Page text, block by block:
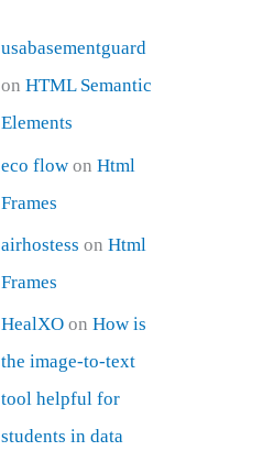
usabasementguard
onHTML Semantic
Elements
eco flow onHtml
Frames
airhostess onHtml
Frames
HealXO onHow is
the image-to-text
tool helpful for
students in data